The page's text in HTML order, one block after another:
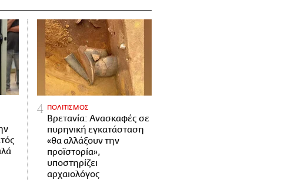
ΠΟΛΙΤΙΣΜΟΣ
Βρετανία: Ανασκαφές σε
πυρηνική εγκατάσταση
«θα αλλάξουν την
προϊστορία»,
υποστηρίζει
αρχαιολόγος